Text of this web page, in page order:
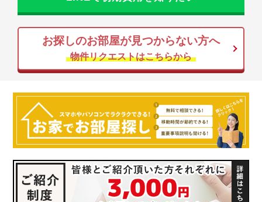
お探しのお部屋が見つからない方へ
物件リクエストはこちらから